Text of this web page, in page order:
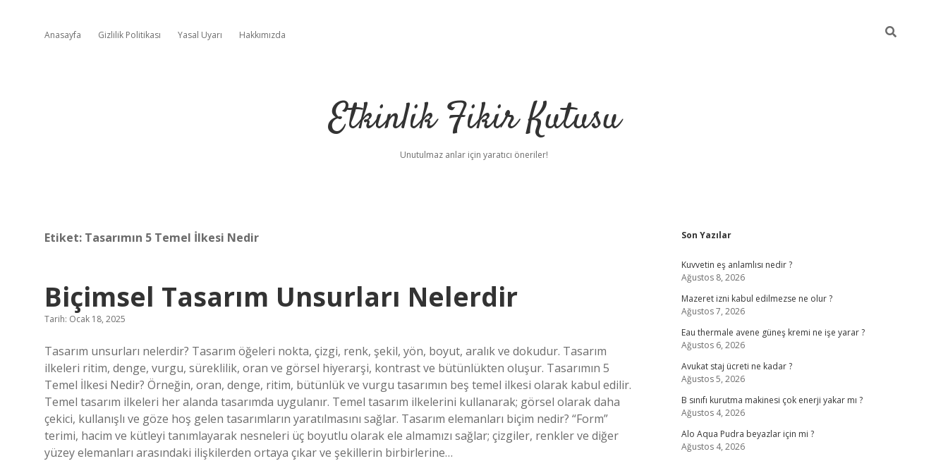
Anasayfa Gizlilik Politikası Yasal Uyarı Hakkımızda
Etkinlik Fikir Kutusu
Unutulmaz anlar için yaratıcı öneriler!
Etiket: Tasarımın 5 Temel İlkesi Nedir
Biçimsel Tasarım Unsurları Nelerdir
Tarih: Ocak 18, 2025
Tasarım unsurları nelerdir? Tasarım öğeleri nokta, çizgi, renk, şekil, yön, boyut, aralık ve dokudur. Tasarım
ilkeleri ritim, denge, vurgu, süreklilik, oran ve görsel hiyerarşi, kontrast ve bütünlükten oluşur. Tasarımın 5
Temel İlkesi Nedir? Örneğin, oran, denge, ritim, bütünlük ve vurgu tasarımın beş temel ilkesi olarak kabul edilir.
Temel tasarım ilkeleri her alanda tasarımda uygulanır. Temel tasarım ilkelerini kullanarak; görsel olarak daha
çekici, kullanışlı ve göze hoş gelen tasarımların yaratılmasını sağlar. Tasarım elemanları biçim nedir? “Form”
terimi, hacim ve kütleyi tanımlayarak nesneleri üç boyutlu olarak ele almamızı sağlar; çizgiler, renkler ve diğer
yüzey elemanları arasındaki ilişkilerden ortaya çıkar ve şekillerin birbirlerine…
Sidebar
Son Yazılar
Kuvvetin eş anlamlısı nedir ?
Ağustos 8, 2026
Mazeret izni kabul edilmezse ne olur ?
Ağustos 7, 2026
Eau thermale avene güneş kremi ne işe yarar ?
Ağustos 6, 2026
Avukat staj ücreti ne kadar ?
Ağustos 5, 2026
B sınıfı kurutma makinesi çok enerji yakar mı ?
Ağustos 4, 2026
Alo Aqua Pudra beyazlar için mi ?
Ağustos 4, 2026